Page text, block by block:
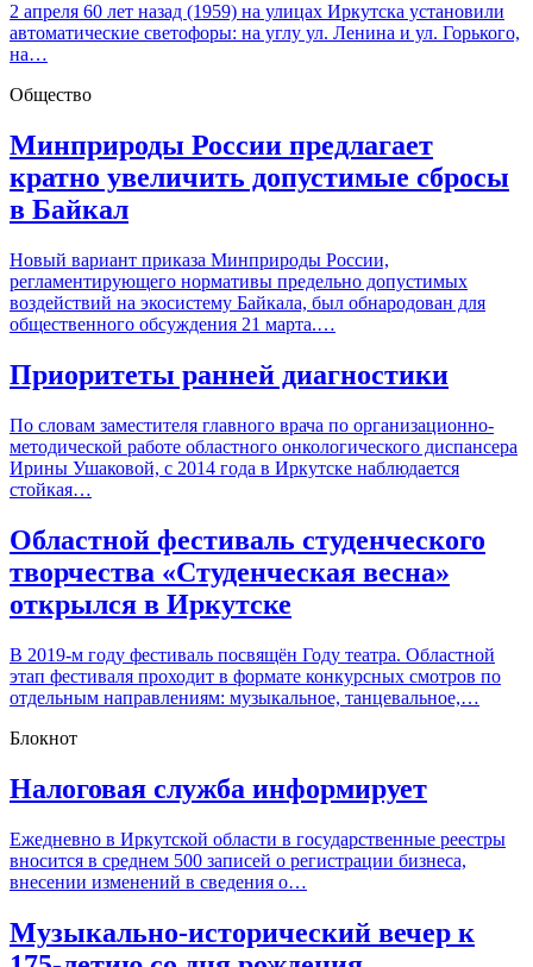
2 апреля 60 лет назад (1959) на улицах Иркутска установили
автоматические светофоры: на углу ул. Ленина и ул. Горького,
на…
Общество
Минприроды России предлагает
кратно увеличить допустимые сбросы
в Байкал
Новый вариант приказа Минприроды России,
регламентирующего нормативы предельно допустимых
воздействий на экосистему Байкала, был обнародован для
общественного обсуждения 21 марта.…
Приоритеты ранней диагностики
По словам заместителя главного врача по организационно-
методической работе областного онкологического диспансера
Ирины Ушаковой, с 2014 года в Иркутске наблюдается
стойкая…
Областной фестиваль студенческого
творчества «Студенческая весна»
открылся в Иркутске
В 2019-м году фестиваль посвящён Году театра. Областной
этап фестиваля проходит в формате конкурсных смотров по
отдельным направлениям: музыкальное, танцевальное,…
Блокнот
Налоговая служба информирует
Ежедневно в Иркутской области в государственные реестры
вносится в среднем 500 записей о регистрации бизнеса,
внесении изменений в сведения о…
Музыкально-исторический вечер к